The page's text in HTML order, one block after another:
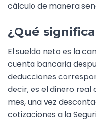
cálculo de manera
¿Qué
El sueldo neto es la
cuenta bancaria
deducciones
decir, es el dinero real
mes, una vez
cotizaciones a la